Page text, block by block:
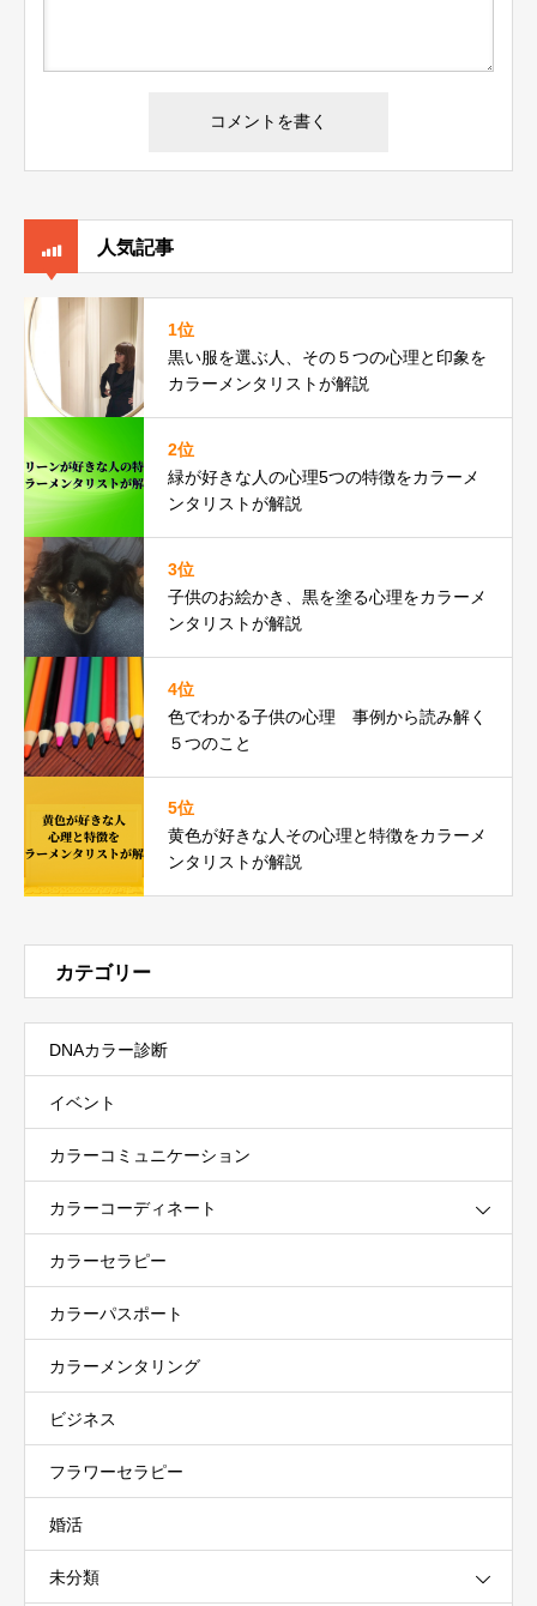
人気記事
1位
黒い服を選ぶ人、その５つの心理と印象を
カラーメンタリストが解説
2位
緑が好きな人の心理5つの特徴をカラーメ
ンタリストが解説
3位
子供のお絵かき、黒を塗る心理をカラーメ
ンタリストが解説
4位
色でわかる子供の心理 事例から読み解く
５つのこと
5位
黄色が好きな人その心理と特徴をカラーメ
ンタリストが解説
カテゴリー
DNAカラー診断
イベント
カラーコミュニケーション
カラーコーディネート
カラーセラピー
カラーパスポート
カラーメンタリング
ビジネス
フラワーセラピー
婚活
未分類